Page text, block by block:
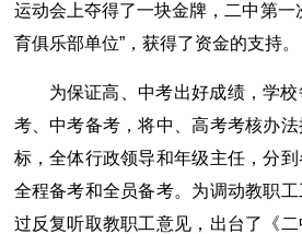
运动会上夺得了一块金牌，二中第一
育俱乐部单位”，获得了资金的支持。
为保证高、中考出好成绩，学
考、中考备考，将中、高考考核办
标，全体行政领导和年级主任，分
全程备考和全员备考。为调动教职
过反复听取教职工意见，出台了《